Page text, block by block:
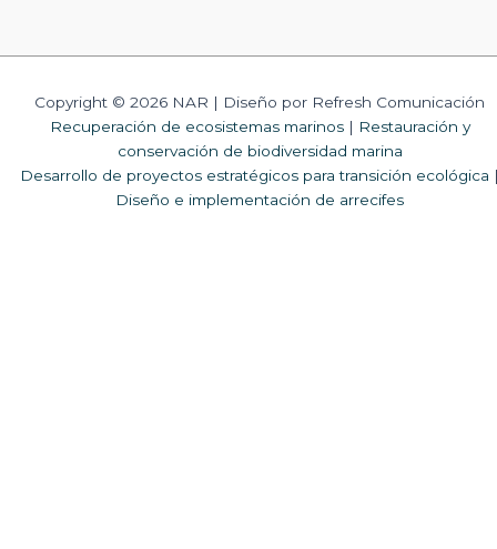
Copyright © 2026 NAR | Diseño por Refresh Comunicación
Recuperación de ecosistemas marinos| Restauración y
conservación de biodiversidad marina
Desarrollo de proyectos estratégicos para transición ecológica
Diseño e implementación de arrecifes